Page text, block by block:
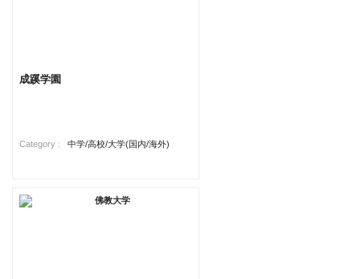
成蹊学園
Category : 中学/高校/大学(国内/海外)